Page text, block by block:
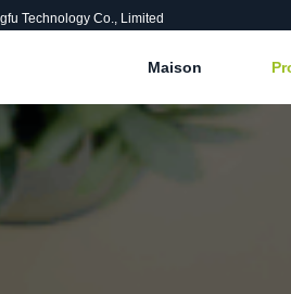
Technology Co., Limited
Maison